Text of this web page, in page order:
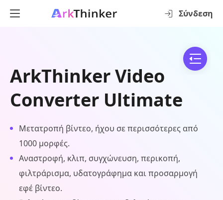
Σύνδεση
ArkThinker Video
Converter Ultimate
Μετατροπή βίντεο, ήχου σε περισσότερες από
1000 μορφές.
Αναστροφή, κλιπ, συγχώνευση, περικοπή,
φιλτράρισμα, υδατογράφημα και προσαρμογή
εφέ βίντεο.